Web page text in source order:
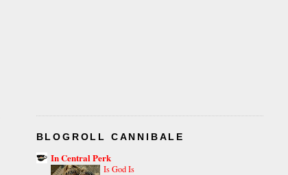
BLOGROLL CANNIBALE
In Central Perk
Is God Is